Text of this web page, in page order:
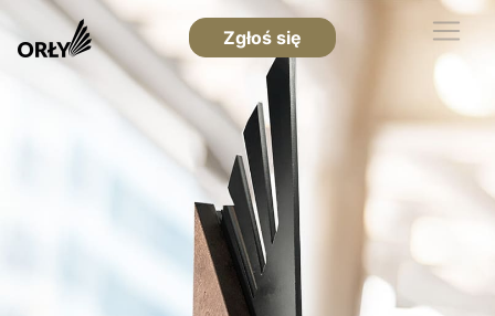
Zgłoś się